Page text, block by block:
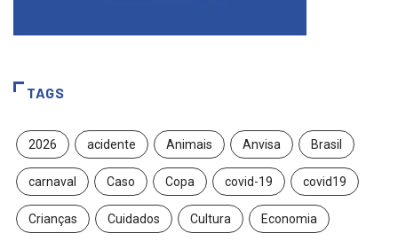
TAGS
2026 acidente Animais Anvisa Brasil
carnaval Caso Copa covid-19 covid19
Crianças Cuidados Cultura Economia